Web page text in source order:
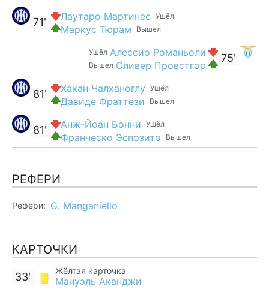
Ушёл
Лаутаро Мартинес
Вышел
Маркус Тюрам
71'
75'
Ушёл Алессио Романьоли
Вышел Оливер Провстгор
Ушёл
Хакан Чалханоглу
Вышел
Давиде Фраттези
81'
Ушёл
Анж-Йоан Бонни
Вышел
Франческо Эспозито
81'
РЕФЕРИ
Рефери: G. Manganiello
КАРТОЧКИ
Жёлтая карточка
Мануэль Аканджи
33'